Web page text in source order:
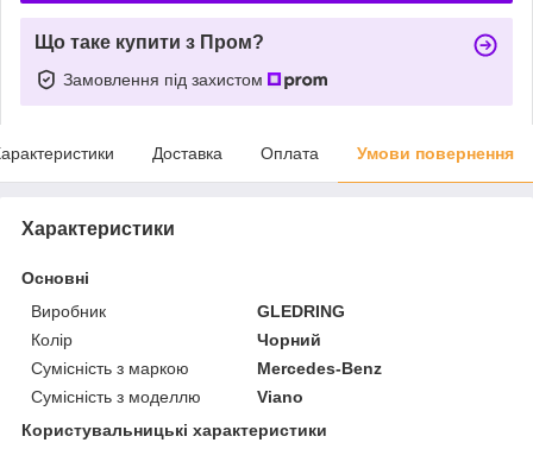
Що таке купити з Пром?
Замовлення під захистом
Доставка Оплата Умови повернення
Характеристики
Основні
Виробник
GLEDRING
Колір
Чорний
Сумісність з маркою
Mercedes-Benz
Сумісність з моделлю
Viano
Користувальницькі характеристики